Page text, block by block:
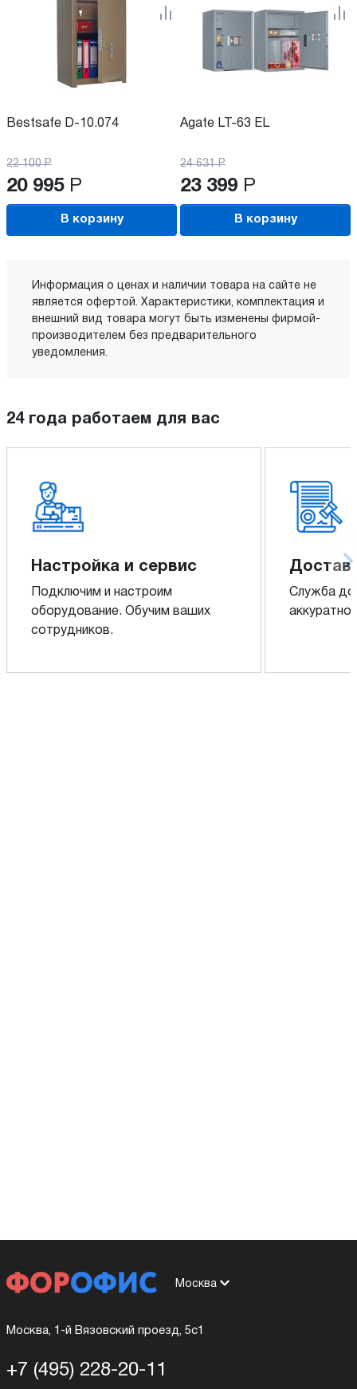
Bestsafe D-10.074
22 100 Р
20 995 Р
В корзину
Agate LT-63 EL
24 631 Р
23 399 Р
В корзину
Информация о ценах и наличии товара на сайте не
является офертой. Характеристики, комплектация и
внешний вид товара могут быть изменены фирмой-
производителем без предварительного
уведомления.
24 года работаем для вас
Настройка и сервис
Подключим и настроим
оборудование. Обучим ваших
сотрудников.
Служба
аккуратно
Москва
Москва, 1-й Вязовский проезд, 5с1
+7 (495) 228-20-11